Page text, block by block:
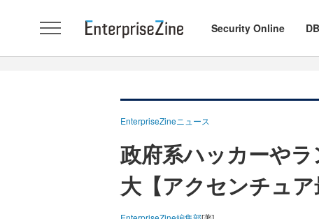
Security Online
EnterpriseZineニュース
政府系ハッカーや
大【アクセンチュア